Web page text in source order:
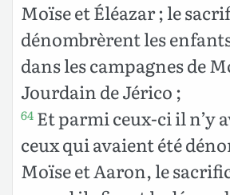
Moïse et Éléazar ; le
dénombrèrent les
dans les campagnes de
Jourdain de Jérico ;
64 Et parmi ceux-ci il n’y
ceux qui avaient été
Moïse et Aaron, le